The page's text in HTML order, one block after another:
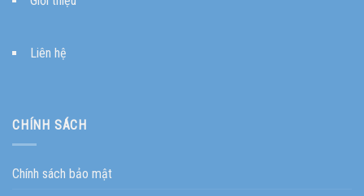
Liên hệ
CHÍNH SÁCH
Chính sách bảo mật